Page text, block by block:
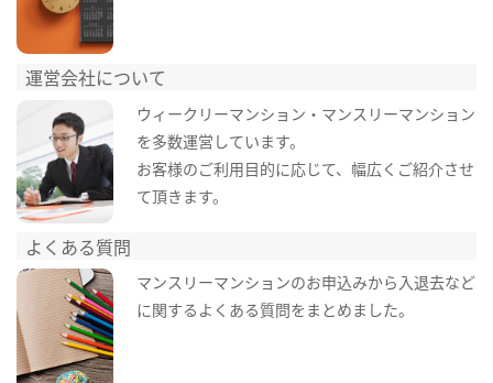
運営会社について
ウィークリーマンション・マンスリーマンション
を多数運営しています。
お客様のご利用目的に応じて、幅広くご紹介させ
て頂きます。
よくある質問
マンスリーマンションのお申込みから入退去など
に関するよくある質問をまとめました。